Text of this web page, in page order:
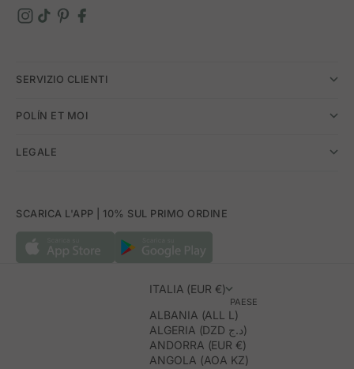
SERVIZIO CLIENTI
POLÍN ET MOI
LEGALE
SCARICA L'APP | 10% SUL PRIMO ORDINE
ITALIA (EUR €)
PAESE
ALBANIA (ALL L)
ALGERIA (DZD د.ج)
ANDORRA (EUR €)
ANGOLA (AOA KZ)